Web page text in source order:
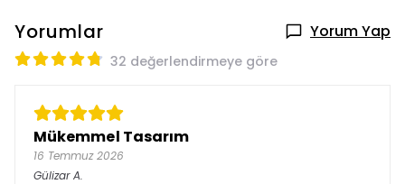
Yorumlar Yorum Yap
32 değerlendirmeye göre
Mükemmel Tasarım
16 Temmuz 2026
GülizarA.